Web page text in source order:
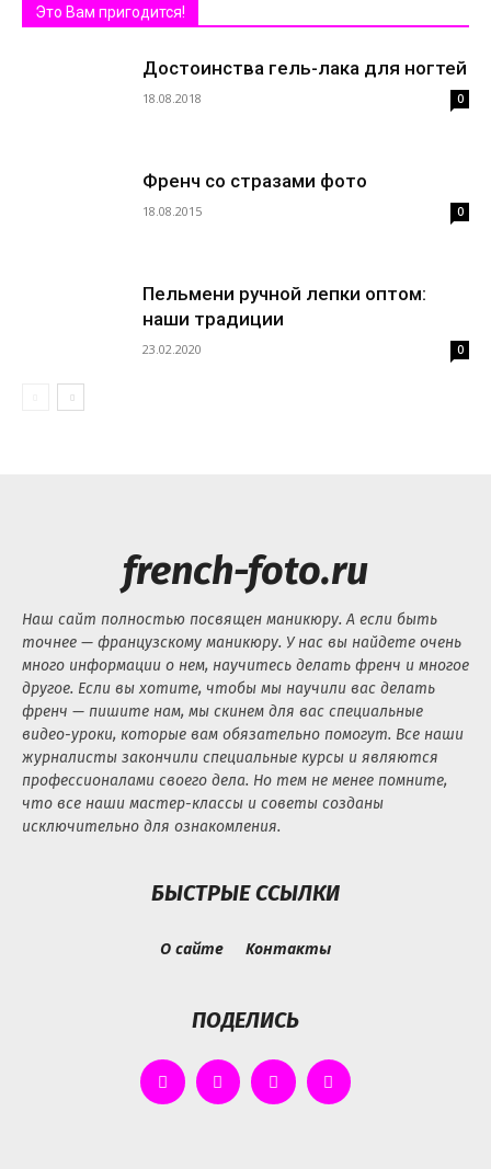
Это Вам пригодится!
Достоинства гель-лака для ногтей
18.08.2018 0
Френч со стразами фото
18.08.2015 0
Пельмени ручной лепки оптом:
наши традиции
23.02.2020 0
french-foto.ru
Наш сайт полностью посвящен маникюру. А если быть
точнее — французскому маникюру. У нас вы найдете очень
много информации о нем, научитесь делать френч и многое
другое. Если вы хотите, чтобы мы научили вас делать
френч — пишите нам, мы скинем для вас специальные
видео-уроки, которые вам обязательно помогут. Все наши
журналисты закончили специальные курсы и являются
профессионалами своего дела. Но тем не менее помните,
что все наши мастер-классы и советы созданы
исключительно для ознакомления.
БЫСТРЫЕ ССЫЛКИ
О сайте Контакты
ПОДЕЛИСЬ